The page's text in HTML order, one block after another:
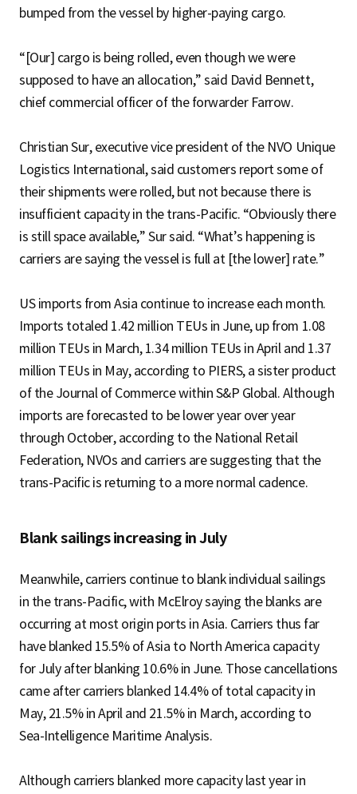
bumped from the vessel by higher-paying cargo.
“[Our] cargo is being rolled, even though we were
supposed to have an allocation,” said David Bennett,
chief commercial officer of the forwarder Farrow.
Christian Sur, executive vice president of the NVO Unique
Logistics International, said customers report some of
their shipments were rolled, but not because there is
insufficient capacity in the trans-Pacific. “Obviously there
is still space available,” Sur said. “What’s happening is
carriers are saying the vessel is full at [the lower] rate.”
US imports from Asia continue to increase each month.
Imports totaled 1.42 million TEUs in June, up from 1.08
million TEUs in March, 1.34 million TEUs in April and 1.37
million TEUs in May, according to PIERS, a sister product
of the Journal of Commerce within S&P Global. Although
imports are forecasted to be lower year over year
through October, according to the National Retail
Federation, NVOs and carriers are suggesting that the
trans-Pacific is returning to a more normal cadence.
Blank sailings increasing in July
Meanwhile, carriers continue to blank individual sailings
in the trans-Pacific, with McElroy saying the blanks are
occurring at most origin ports in Asia. Carriers thus far
have blanked 15.5% of Asia to North America capacity
for July after blanking 10.6% in June. Those cancellations
came after carriers blanked 14.4% of total capacity in
May, 21.5% in April and 21.5% in March, according to
Sea-Intelligence Maritime Analysis.
Although carriers blanked more capacity last year in